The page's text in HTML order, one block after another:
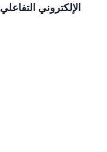
الإلكتروني التفاعلي